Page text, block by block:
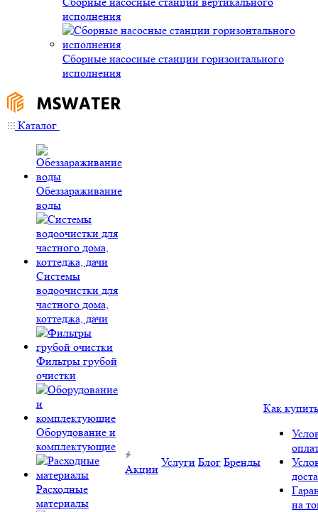
исполнения
Сборные насосные станции горизонтального
исполнения
Каталог
Обеззараживание
воды
Системы
водоочистки для
частного дома,
коттеджа, дачи
Фильтры грубой
очистки
Оборудование и
комплектующие
Расходные
материалы
Акции
Услуги Блог Бренды
Как купить
на